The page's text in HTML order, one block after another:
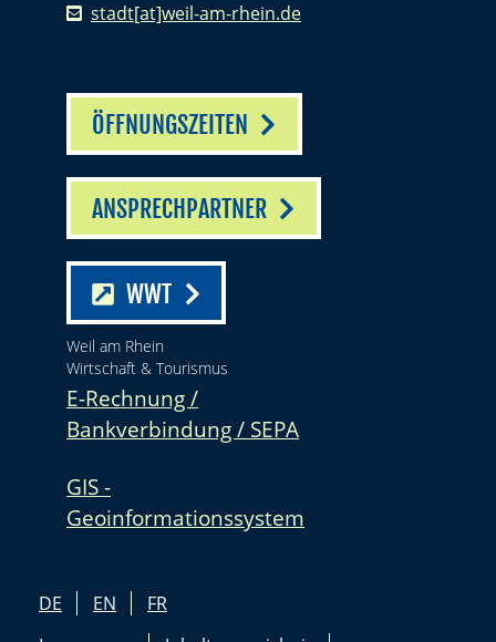
stadt[at]weil-am-rhein.de
ÖFFNUNGSZEITEN
ANSPRECHPARTNER
WWT
Weil am Rhein
Wirtschaft & Tourismus
E-Rechnung /
Bankverbindung / SEPA
GIS -
Geoinformationssystem
DE EN
FR